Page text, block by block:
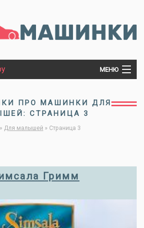
МЕНЮ
ПРО МАШИНКИ ДЛЯ
СТРАНИЦА 3
» Для малышей » Страница 3
Гримм